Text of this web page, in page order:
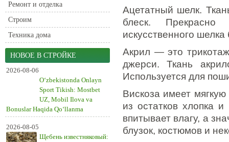
Ремонт и отделка
Строим
Техника дома
НОВОЕ В СТРОЙКЕ
2026-08-06
O‘zbekistonda Onlayn
Sport Tikish: Mostbet
UZ, Mobil Ilova va
Bonuslar Haqida Qo‘llanma
2026-08-05
Щебень известняковый:
Ацетатный шелк.
блеск.
искусственного шелка
Акрил — это
джерси. Ткань
Используется для
Вискоза имеет мягкую
из остатков хлопка
впитывает влагу, а
блузок, костюмов и